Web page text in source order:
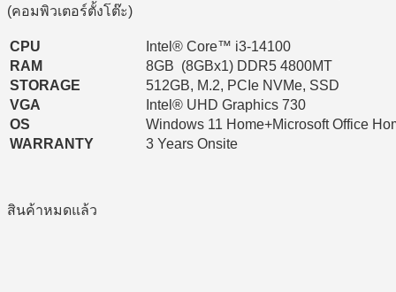
(คอมพิวเตอร์ตั้งโต๊ะ)
CPU
Intel® Core™ i3-14100
RAM
8GB (8GBx1) DDR5 4800MT
STORAGE
512GB, M.2, PCIe NVMe, SSD
VGA
Intel® UHD Graphics 730
OS
Windows 11 Home+Microsoft Office
WARRANTY
3 Years Onsite
สินค้าหมดแล้ว